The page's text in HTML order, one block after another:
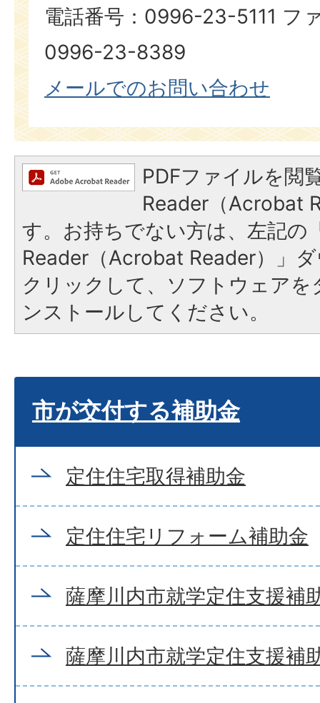
電話番号：0996-23-5111 フ
0996-23-8389​​​​​​​
メールでのお問い合わせ
PDFファイルを閲
Reader（Acrobat
す。お持ちでない方は、左記の
Reader（Acrobat Reader）」
クリックして、ソフトウェア
ンストールしてください。
市が交付する補助金
定住住宅取得補助金
定住住宅リフォーム補助金
薩摩川内市就学定住支援補
薩摩川内市就学定住支援補